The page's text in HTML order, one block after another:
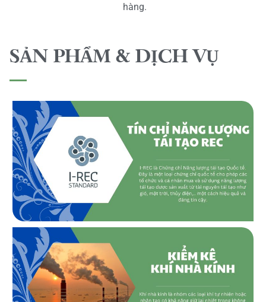
hàng.
SẢN PHẨM & DỊCH VỤ